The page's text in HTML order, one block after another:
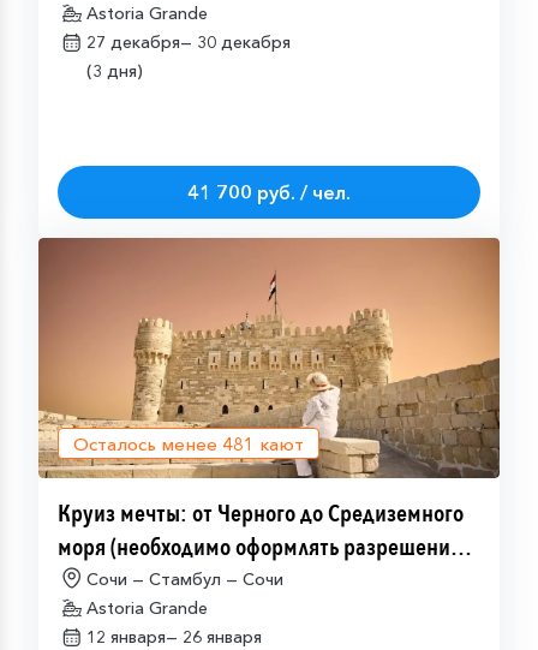
Astoria Grande
27 декабря— 30 декабря
(3 дня)
41 700 руб. / чел.
Осталось менее 481 кают
Круиз мечты: от Черного до Средиземного
моря (необходимо оформлять разрешение
на посещение Израиля (ETA-IL)
Сочи — Стамбул — Сочи
Astoria Grande
12 января— 26 января